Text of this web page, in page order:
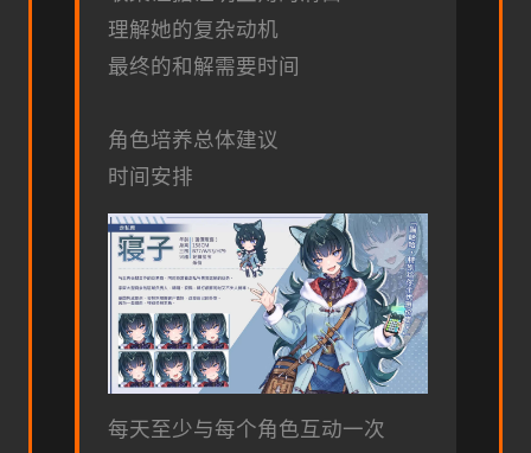
理解她的复杂动机
最终的和解需要时间
角色培养总体建议
时间安排
每天至少与每个角色互动一次